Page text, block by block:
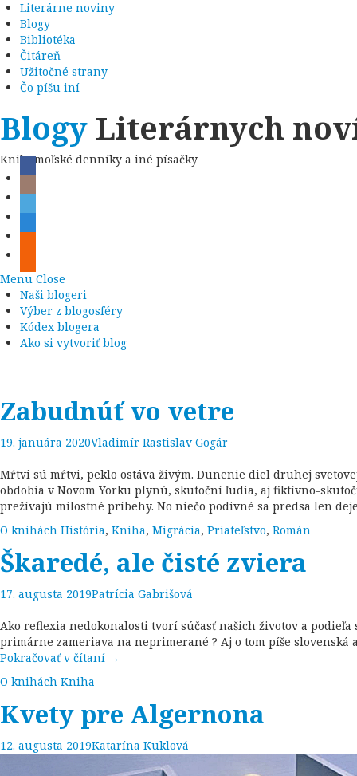
Literárne noviny
Blogy
Bibliotéka
Čitáreň
Užitočné strany
Čo píšu iní
Blogy Literárnych
Knihomoľské denníky a iné písačky
Menu Close
Naši blogeri
Výber z blogosféry
Kódex blogera
Ako si vytvoriť blog
Zabudnúť vo vetre
19. januára 2020Vladimír Rastislav Gogár
Mŕtvi sú mŕtvi, peklo ostáva živým. Dunenie diel druhej
obdobia v Novom Yorku plynú, skutoční ľudia, aj fiktívno-
prežívajú milostné príbehy. No niečo podivné sa predsa len
O knihách História, Kniha, Migrácia, Priateľstvo, Román
Škaredé, ale čisté zviera
17. augusta 2019Patrícia Gabrišová
Ako reflexia nedokonalosti tvorí súčasť našich životov a
primárne zameriava na neprimerané ? Aj o tom píše
Pokračovať v čítaní →
O knihách Kniha
Kvety pre Algernona
12. augusta 2019Katarína Kuklová